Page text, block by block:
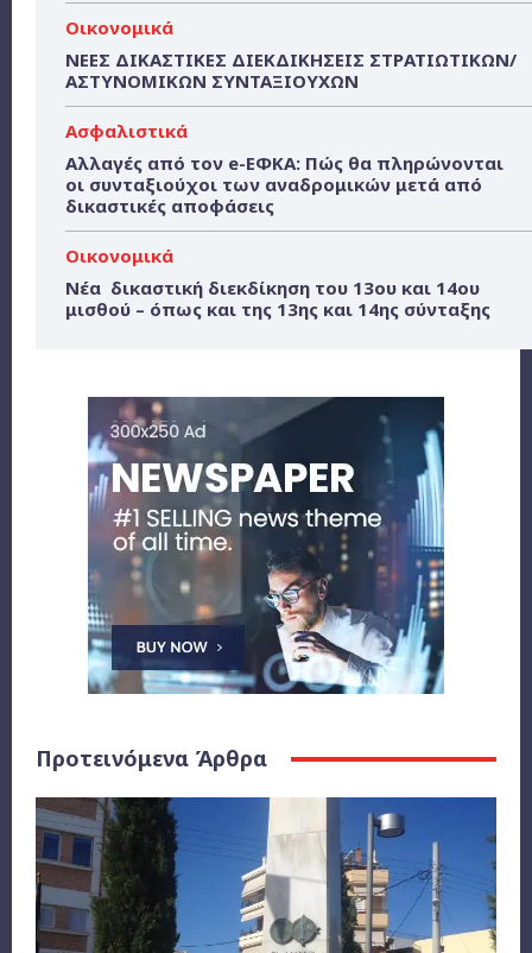
Οικονομικά
ΝΕΕΣ ΔΙΚΑΣΤΙΚΕΣ ΔΙΕΚΔΙΚΗΣΕΙΣ ΣΤΡΑΤΙΩΤΙΚΩΝ/
ΑΣΤΥΝΟΜΙΚΩΝ ΣΥΝΤΑΞΙΟΥΧΩΝ
Ασφαλιστικά
Αλλαγές από τον e-ΕΦΚΑ: Πώς θα πληρώνονται
οι συνταξιούχοι των αναδρομικών μετά από
δικαστικές αποφάσεις
Οικονομικά
Νέα δικαστική διεκδίκηση του 13ου και 14ου
μισθού – όπως και της 13ης και 14ης σύνταξης
Προτεινόμενα Άρθρα